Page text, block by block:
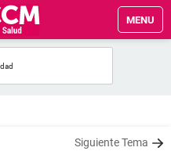
MENU
Siguiente Tema